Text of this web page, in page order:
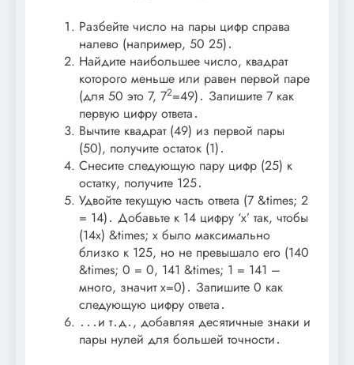
Разбейте число на пары цифр справа
налево (например, 50 25)․
Найдите наибольшее число, квадрат
которого меньше или равен первой паре
(для 50 это 7, 72=49)․ Запишите 7 как
первую цифру ответа․
Вычтите квадрат (49) из первой пары
(50), получите остаток (1)․
Снесите следующую пару цифр (25) к
остатку, получите 125․
Удвойте текущую часть ответа (7 &times; 2
= 14)․ Добавьте к 14 цифру ‘x’ так, чтобы
(14x) &times; x было максимально
близко к 125, но не превышало его (140
&times; 0 = 0, 141 &times; 1 = 141 –
много, значит x=0)․ Запишите 0 как
следующую цифру ответа․
․․․и т․д․, добавляя десятичные знаки и
пары нулей для большей точности․